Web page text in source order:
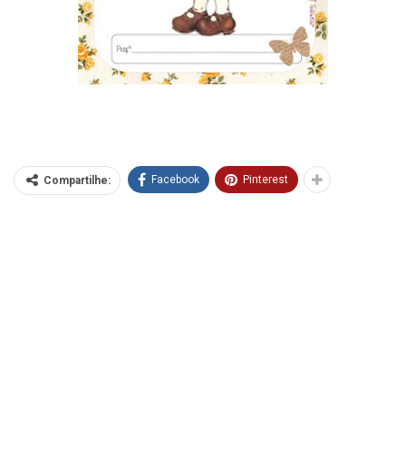
Compartilhe: Facebook Pinterest